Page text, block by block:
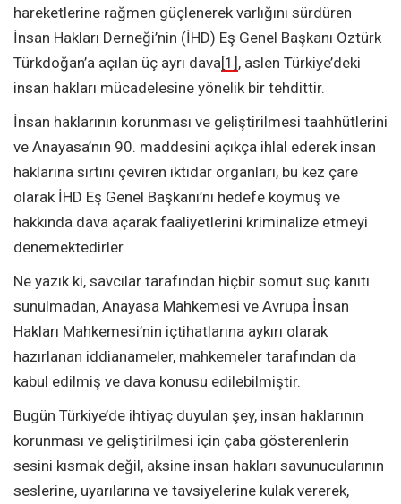
hareketlerine rağmen güçlenerek varlığını sürdüren
İnsan Hakları Derneği’nin (İHD) Eş Genel Başkanı Öztürk
Türkdoğan’a açılan üç ayrı dava[1] , aslen Türkiye’deki
insan hakları mücadelesine yönelik bir tehdittir.
İnsan haklarının korunması ve geliştirilmesi taahhütlerini
ve Anayasa’nın 90. maddesini açıkça ihlal ederek insan
haklarına sırtını çeviren iktidar organları, bu kez çare
olarak İHD Eş Genel Başkanı’nı hedefe koymuş ve
hakkında dava açarak faaliyetlerini kriminalize etmeyi
denemektedirler.
Ne yazık ki, savcılar tarafından hiçbir somut suç kanıtı
sunulmadan, Anayasa Mahkemesi ve Avrupa İnsan
Hakları Mahkemesi’nin içtihatlarına aykırı olarak
hazırlanan iddianameler, mahkemeler tarafından da
kabul edilmiş ve dava konusu edilebilmiştir.
Bugün Türkiye’de ihtiyaç duyulan şey, insan haklarının
korunması ve geliştirilmesi için çaba gösterenlerin
sesini kısmak değil, aksine insan hakları savunucularının
seslerine, uyarılarına ve tavsiyelerine kulak vererek,